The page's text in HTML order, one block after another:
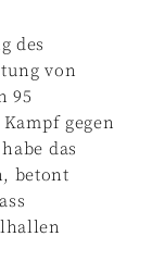
des
von
95
gegen
das
betont